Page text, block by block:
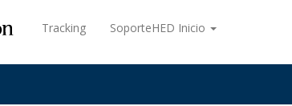
Pearson
Tracking SoporteHED Inicio